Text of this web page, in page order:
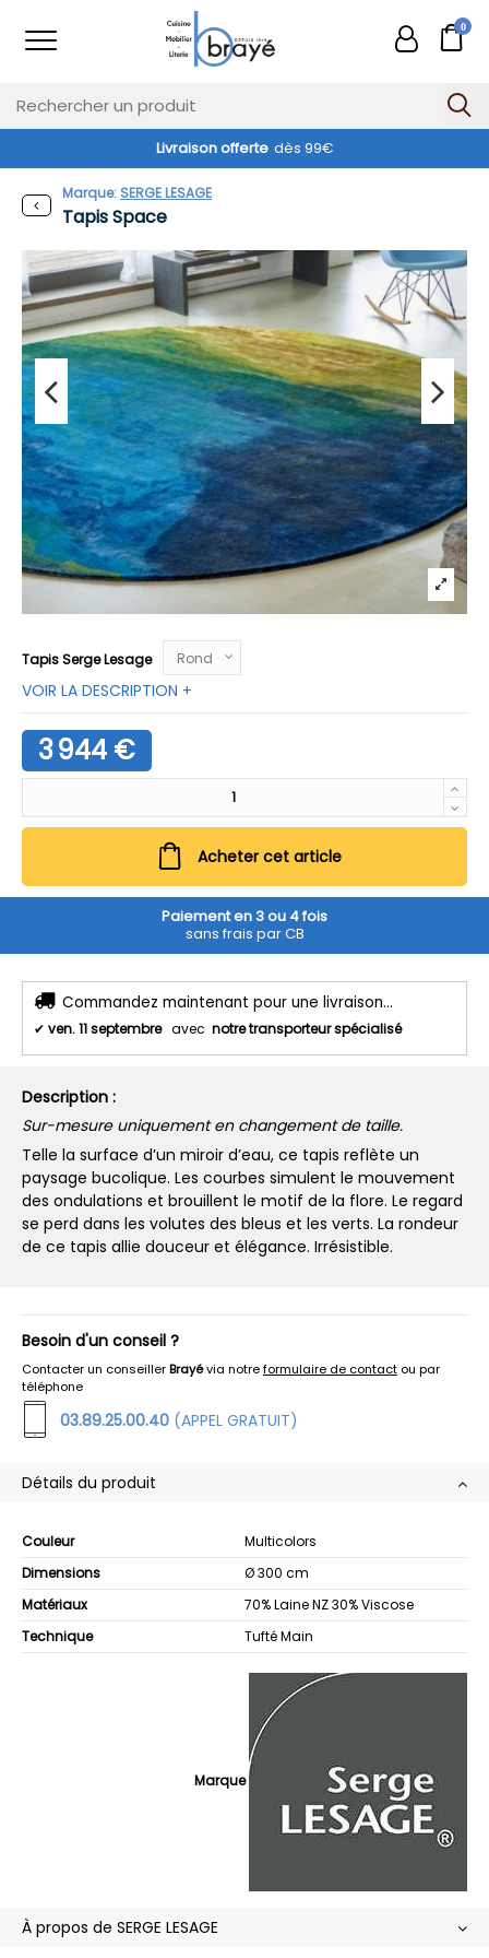
0
Livraison offerte dès 99€
Tapis Space
Marque: SERGE LESAGE
Tapis Serge Lesage
VOIR LA DESCRIPTION +
3 944 €
Acheter cet article
Paiement en 3 ou 4 fois
sans frais par CB
Commandez maintenant pour une livraison...
✔ ven. 11 septembre avec notre transporteur spécialisé
Description :
Sur-mesure uniquement en changement de taille.
Telle la surface d’un miroir d’eau, ce tapis reflète un
paysage bucolique. Les courbes simulent le mouvement
des ondulations et brouillent le motif de la flore. Le regard
se perd dans les volutes des bleus et les verts. La rondeur
de ce tapis allie douceur et élégance. Irrésistible.
Besoin d'un conseil ?
Contacter un conseillerBrayévia notreformulaire de contact ou par
téléphone
03.89.25.00.40 (APPEL GRATUIT)
Détails du produit
Couleur
Multicolors
Dimensions
Ø 300 cm
Matériaux
70% Laine NZ 30% Viscose
Technique
Tufté Main
Marque
À propos de SERGE LESAGE